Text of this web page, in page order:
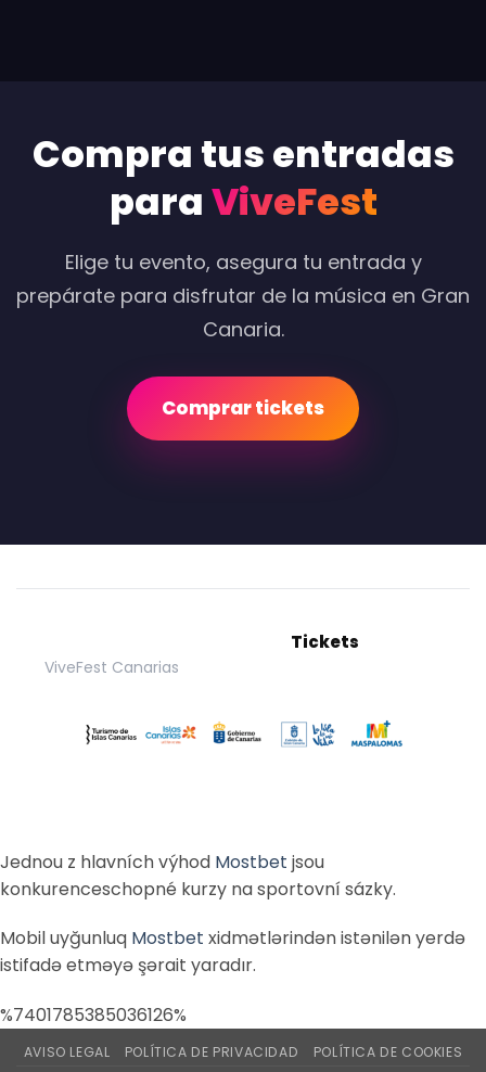
Compra tus entradas
paraViveFest
Elige tu evento, asegura tu entrada y
prepárate para disfrutar de la música en Gran
Canaria.
Comprar tickets
Tickets
ViveFest Canarias
Jednou z hlavních výhod Mostbet jsou
konkurenceschopné kurzy na sportovní sázky.
Mobil uyğunluq Mostbet xidmətlərindən istənilən yerdə
istifadə etməyə şərait yaradır.
%7401785385036126%
AVISO LEGAL POLÍTICA DE PRIVACIDAD POLÍTICA DE COOKIES